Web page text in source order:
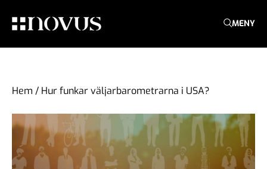
MENY
Hem / Hur funkar väljarbarometrarna i USA?